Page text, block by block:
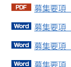
募集要項
募集要項
募集要項